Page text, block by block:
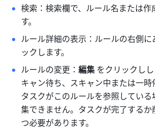
検索：検索欄で、ルール名または作
す。
ルール詳細の表示：ルールの右側
ックします。
ルールの変更：編集 をクリックし
キャン待ち、スキャン中または一
タスクがこのルールを参照してい
集できません。タスクが完了する
つ必要があります。